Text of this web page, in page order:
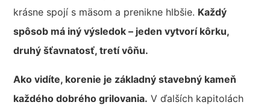
krásne spojí s mäsom a prenikne hlbšie. Každý
spôsob má iný výsledok – jeden vytvorí kôrku,
druhý šťavnatosť, tretí vôňu.
Ako vidíte, korenie je základný stavebný kameň
každého dobrého grilovania. V ďalších kapitolách